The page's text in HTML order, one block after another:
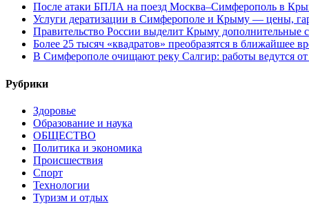
После атаки БПЛА на поезд Москва–Симферополь в
Услуги дератизации в Симферополе и Крыму — цены,
Правительство России выделит Крыму дополнительные
Более 25 тысяч «квадратов» преобразятся в ближайшее
В Симферополе очищают реку Салгир: работы ведутся
Рубрики
Здоровье
Образование и наука
ОБЩЕСТВО
Политика и экономика
Происшествия
Спорт
Технологии
Туризм и отдых